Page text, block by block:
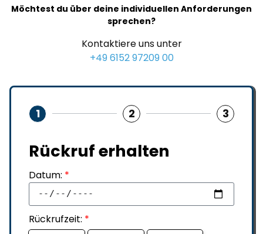
Möchtest du über deine individuellen Anforderungen
sprechen?
Kontaktiere uns unter
+49 6152 97209 00
1 2 3
Rückruf erhalten
Datum: *
Rückrufzeit: *